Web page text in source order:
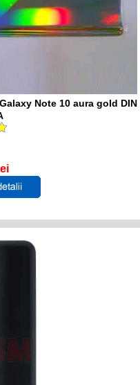
Note 10 aura gold DIN